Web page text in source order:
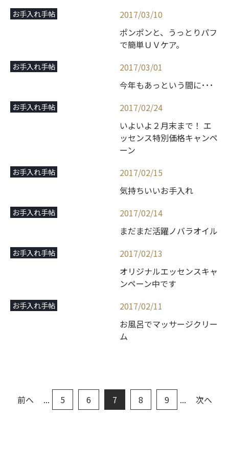
お手入れ手帖
2017/03/10
ポンポンと、うっとりパフ
で簡単ＵＶケア。
お手入れ手帖
2017/03/01
今年もあっという間に･･･
お手入れ手帖
2017/02/24
いよいよ２月末まで！ エ
ッセンス特別価格キャンペ
ーン
お手入れ手帖
2017/02/15
気持ちいいお手入れ
お手入れ手帖
2017/02/14
まだまだ活躍ノバラオイル
お手入れ手帖
2017/02/13
オリジナルエッセンスキャ
ンペーン中です
お手入れ手帖
2017/02/11
お風呂でマッサージクリー
ム
前へ ... 5 6 7 8 9 ... 次へ